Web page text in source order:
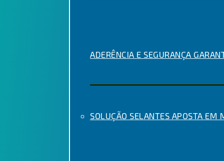
ADERÊNCIA E SEGURANÇA
SOLUÇÃO SELANTES APOSTA EM